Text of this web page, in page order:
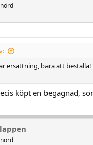
ersättning, bara att beställa!
köpt en begagnad,